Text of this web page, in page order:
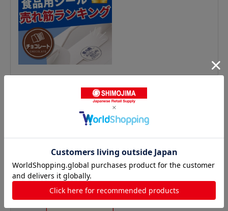
鮮魚シールの人気商品との比較